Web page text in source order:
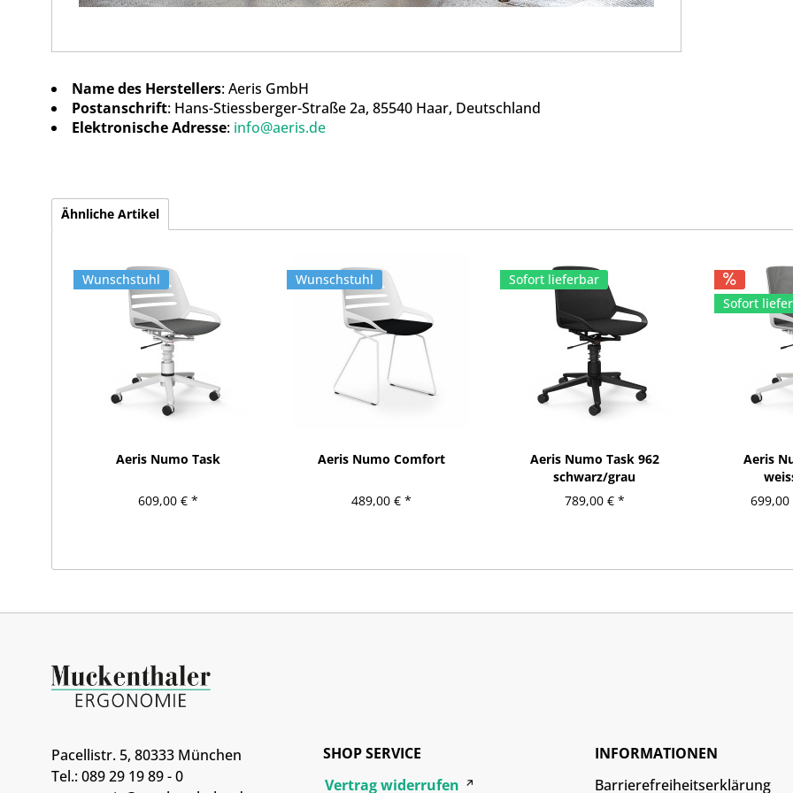
Name des Herstellers: Aeris GmbH
Postanschrift: Hans-Stiessberger-Straße 2a, 85540 Haar, Deutschland
Elektronische Adresse: info@aeris.de
Ähnliche Artikel
Wunschstuhl
Aeris Numo Task
609,00 € *
Wunschstuhl
Aeris Numo Comfort
489,00 € *
Sofort lieferbar
Aeris Numo Task 962
schwarz/grau
789,00 € *
Sofort
Aeris
Pacellistr. 5, 80333 München
Tel.: 089 29 19 89 - 0
SHOP SERVICE
Vertrag widerrufen
INFORMATIONEN
Barrierefreiheitserklärung